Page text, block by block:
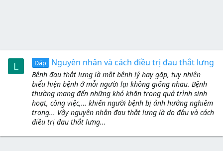
L Đáp Nguyên nhân và cách điều trị đau thắt lưng
Bệnh đau thắt lưng là một bệnh lý hay gặp, tuy nhiên
biểu hiện bệnh ở mỗi người lại không giống nhau. Bệnh
thường mang đến những khó khăn trong quá trình sinh
hoạt, công việc,… khiến người bệnh bị ảnh hưởng nghiêm
trọng... Vậy nguyên nhân đau thắt lưng là do đâu và cách
điều trị đau thắt lưng...